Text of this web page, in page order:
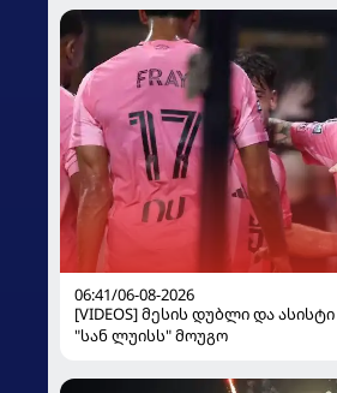
06:41/06-08-2026
[VIDEOS] მესის დუბლი და
"სან ლუისს" მოუგო